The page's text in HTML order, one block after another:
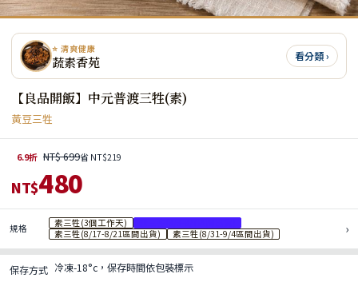
⭐ 清爽健康
蔬素香苑 看分類 ›
【良品開飯】中元普渡三牲(素)
黃豆三牲
6.9折 NT$ 699省 NT$219
NT$480
規格 素三牲(3個工作天)
素三牲(8/17-8/21區間出貨)
素三牲(8/31-9/4區間出貨) ›
保存方式 冷凍-18°c，保存時間依包裝標示